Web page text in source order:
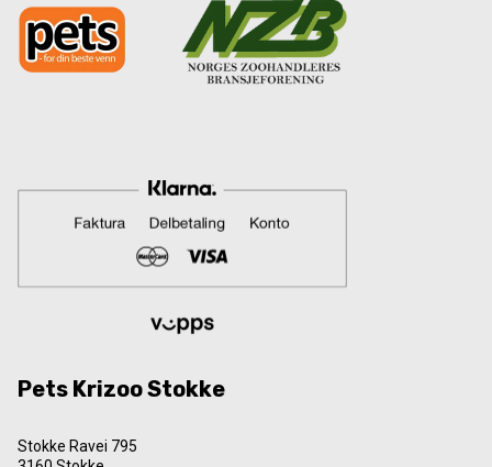
Pets Krizoo Stokke
Stokke Ravei 795